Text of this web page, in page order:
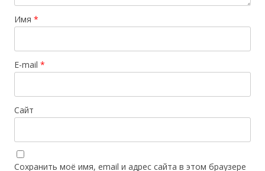
Имя *
E-mail *
Сайт
Сохранить моё имя, email и адрес сайта в этом браузере